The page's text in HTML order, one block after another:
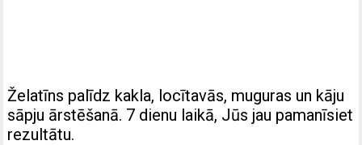
Želatīns palīdz kakla, locītavās, muguras un kāju
sāpju ārstēšanā. 7 dienu laikā, Jūs jau pamanīsiet
rezultātu.